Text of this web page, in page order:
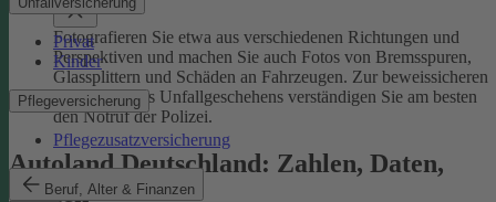
Privat
Kinder
Pflegeversicherung
Pflegezusatzversicherung
Beruf, Alter & Finanzen
Fotografieren Sie etwa aus verschiedenen Richtungen und
Perspektiven und machen Sie auch Fotos von Bremsspuren,
Glassplittern und Schäden an Fahrzeugen. Zur beweissicheren
Aufnahme des Unfallgeschehens verständigen Sie am besten
den Notruf der Polizei.
Autoland Deutschland: Zahlen, Daten,
Fakten